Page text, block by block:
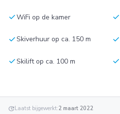
checkWiFi op de kamer check
checkSkiverhuur op ca. 150 m check
checkSkilift op ca. 100 m check
updateLaatst bijgewerkt:2 maart 2022